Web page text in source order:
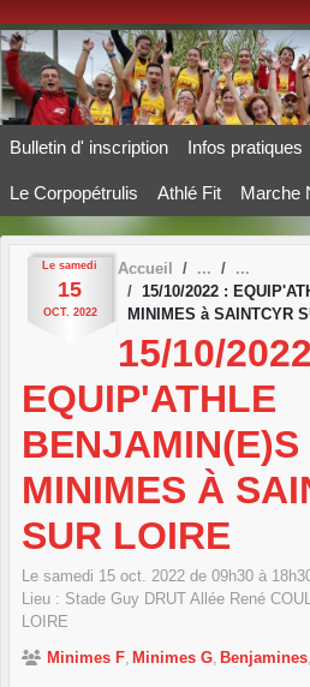
Bulletin d' inscription Infos pratiques
Le Corpopétrulis Athlé Fit Marche
Le samedi
15
OCT. 2022
Accueil
15/10/2022 :
MINIMES à SAINTCYR
15/10/
EQUIP'ATHLE
BENJAMIN(E)S
MINIMES À
SUR LOIRE
Le samedi 15 oct. 2022 de 09h30 à
Lieu : Stade Guy DRUT Allée René
LOIRE
Minimes F Minimes G Benjamines